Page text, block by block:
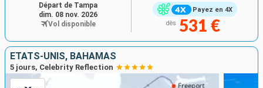
Payez en 4X
dès 531 €
Départ de Tampa
dim. 08 nov. 2026
Vol disponible
ÉTATS-UNIS, BAHAMAS
5 jours, Celebrity Reflection